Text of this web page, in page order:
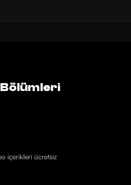
Bölümleri
içerikleri ücretsiz